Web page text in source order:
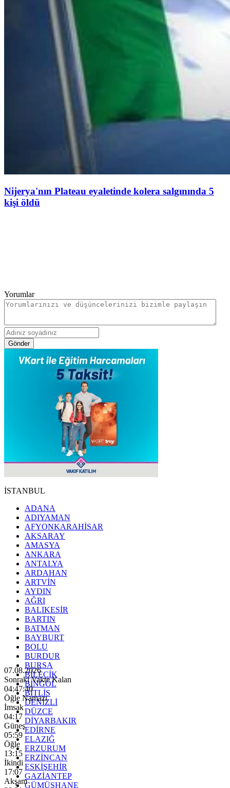
Nijerya'nın Plateau eyaletinde kolera salgınında 5
kişi öldü
Yorumlar
Gönder
İSTANBUL
ADANA
ADIYAMAN
AFYONKARAHİSAR
AKSARAY
AMASYA
ANKARA
ANTALYA
ARDAHAN
ARTVİN
AYDIN
AĞRI
BALIKESİR
BARTIN
BATMAN
BAYBURT
BOLU
BURDUR
BURSA
BİLECİK
BİNGÖL
BİTLİS
DENİZLİ
DÜZCE
DİYARBAKIR
EDİRNE
ELAZIĞ
ERZURUM
ERZİNCAN
ESKİŞEHİR
GAZİANTEP
GÜMÜŞHANE
07.08.2026
Sonraki Vakte Kalan
04:47:38
Öğle Namazı
İmsak
04:17
Güneş
05:59
Öğle
13:15
İkindi
17:07
Akşam